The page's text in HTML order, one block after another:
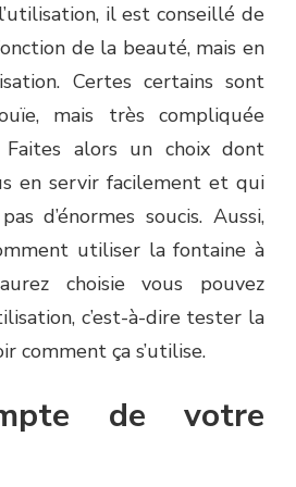
il est conseillé de
de la beauté, mais en
Certes certains sont
mais très compliquée
Faites alors un choix dont
en servir facilement et qui
d’énormes soucis. Aussi,
utiliser la fontaine à
choisie vous pouvez
c’est-à-dire tester la
comment ça s’utilise.
de votre